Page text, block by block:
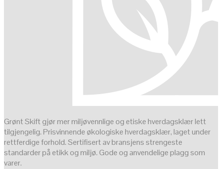
Grønt Skift gjør mer miljøvennlige og etiske hverdagsklær lett
tilgjengelig. Prisvinnende økologiske hverdagsklær, laget under
rettferdige forhold. Sertifisert av bransjens strengeste
standarder på etikk og miljø. Gode og anvendelige plagg som
varer.